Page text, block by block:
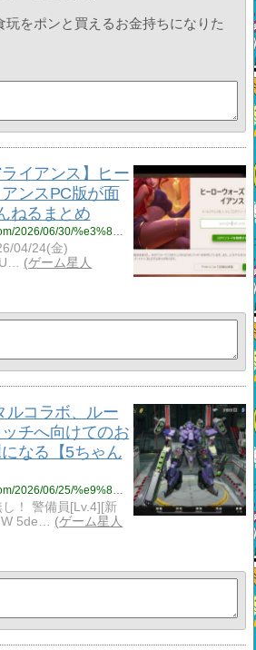
玩をポンと買えるお金持ちになりた
イアンス】ヒー
ンスPC版が面
ねるまとめ
https://gameseijininspirata.com/2026/06/30/%e3%83%92%e3%83%bc%e3%83%ad%e3%83%bc%e3%82%a6%e3%82%a9%e3%83%bc%e3%82%ba%e3%82%a2%e3%83%a9%e3%82%a4%e3%82%a2%e3%83%b3%e3%82%b9%e3%80%91%e3%83%92%e3%83%bc%e3%83%ad%e3%83%bc%e3%82%a6%e3%82%a9%e3%83%bc-5/
04/24(金)
ゲーム星人
ルコラボ、ルー
チへ向けてのお
なる【5ちゃん
https://gameseijininspirata.com/2026/06/25/%e9%8b%bc%e5%b5%90%e2%80%90%e3%83%a1%e3%82%ab%e3%83%a9%e3%82%b7%e3%80%91%e3%83%af%e3%82%bf%e3%83%ab%e3%82%b3%e3%83%a9%e3%83%9c%e3%80%81%e3%83%ab%e3%83%bc%e3%83%ac%e3%83%83%e3%83%88%e3%80%81%e6%b0%b4/
！ 警備員[Lv.4][新
5de…
ゲーム星人